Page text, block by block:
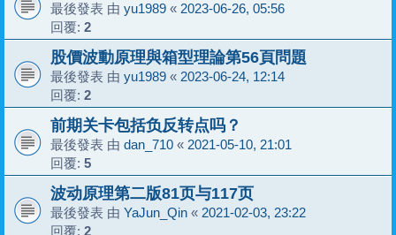
最後發表 由 yu1989 « 2023-06-26, 05:56
回覆: 2
股價波動原理與箱型理論第56頁問題
最後發表 由 yu1989 « 2023-06-24, 12:14
回覆: 2
前期关卡包括负反转点吗？
最後發表 由 dan_710 « 2021-05-10, 21:01
回覆: 5
波动原理第二版81页与117页
最後發表 由 YaJun_Qin « 2021-02-03, 23:22
回覆: 2